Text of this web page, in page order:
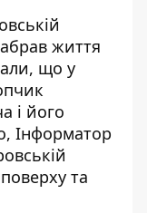
життя
що у
і його
Інформатор
та